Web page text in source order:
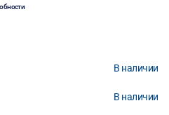
В наличии
В наличии